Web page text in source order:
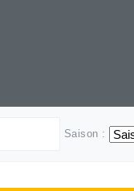
Saison :